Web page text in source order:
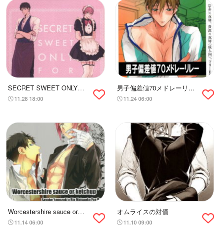
SECRET SWEET ONLY
FOR TWO
11.28 18:00
男子偏差値70メドレーリレ
ー11.24 06:00
Worcestershire sauce or
ketchup
11.14 06:00
オムライスの対価
11.10 09:00